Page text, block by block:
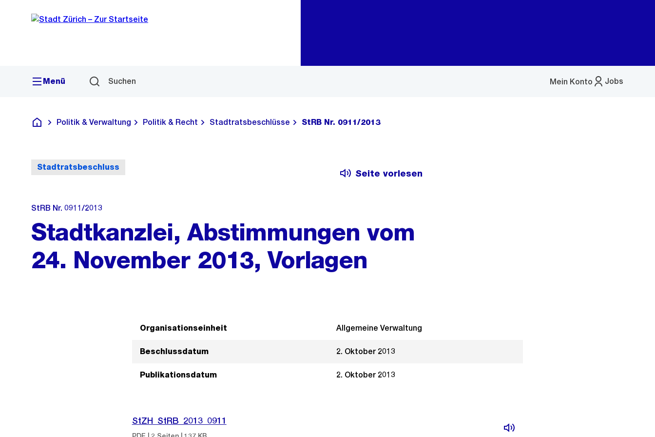
Navigation
Sprunglink
Menü Suchen Jobs
Mein Konto
Menü
Deutsch
Politik & Verwaltung Politik & Recht Stadtratsbeschlüsse StRB Nr. 0911/2013
Stadtratsbeschluss
Seite vorlesen
StRB Nr. 0911/2013
Stadtkanzlei, Abstimmungen vom
24. November 2013, Vorlagen
Organisationseinheit Allgemeine Verwaltung
Beschlussdatum 2. Oktober 2013
Publikationsdatum 2. Oktober 2013
StZH_StRB_2013_0911